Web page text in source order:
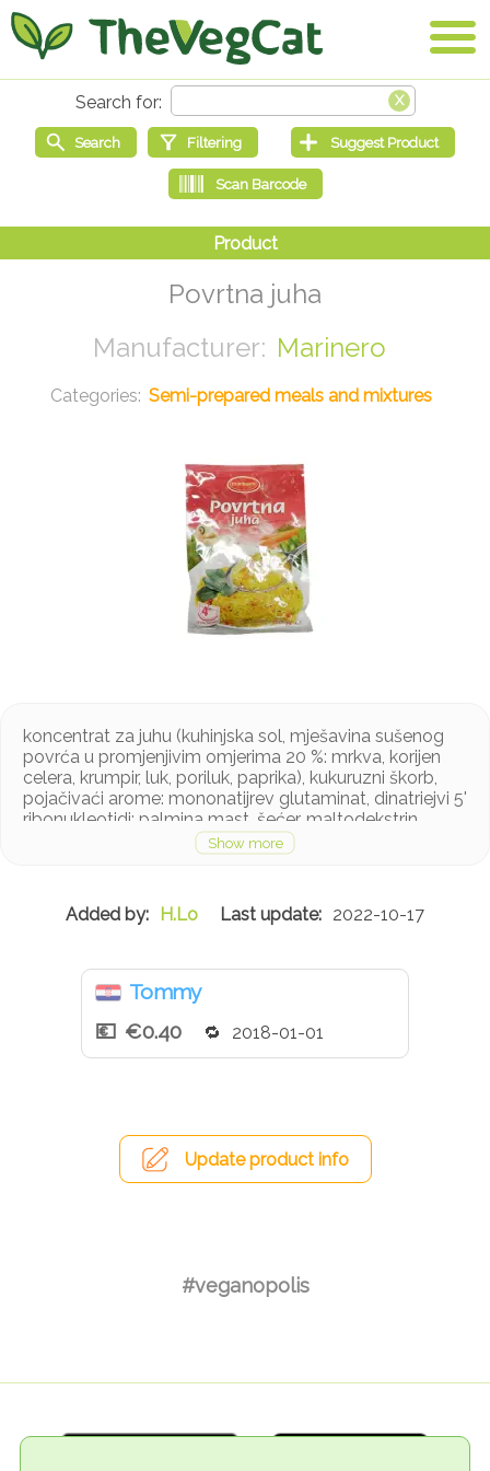
Povrtna juha
Marinero
Semi-prepared meals and mixtures
koncentrat za juhu (kuhinjska sol, mješavina sušenog
povrća u promjenjivim omjerima 20 %: mrkva, korijen
celera, krumpir, luk, poriluk, paprika), kukuruzni škorb,
pojačivaći arome: mononatijrev glutaminat, dinatriejvi 5'
ribonukleotidi; palmina mast, šećer, maltodekstrin,
hidrolizat biljnih bjelančevina soje, začini: peršin list,
kurkuma, papar; bojila: riboflavin, obični karamel;
Proizvod sadrži gluten, celer i soju, a može sadržavati
mlijeko i jaja u tragovima
H.Lo 2022-10-17
Tommy
€0.40
2018-01-01
Update product info
#veganopolis